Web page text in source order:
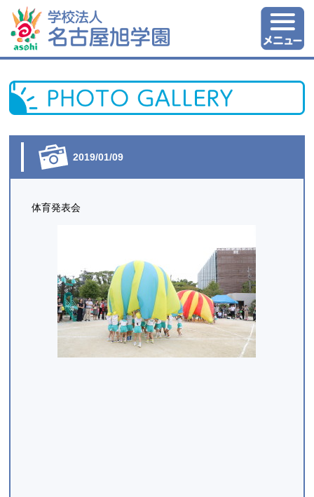
2019/01/09
体育発表会